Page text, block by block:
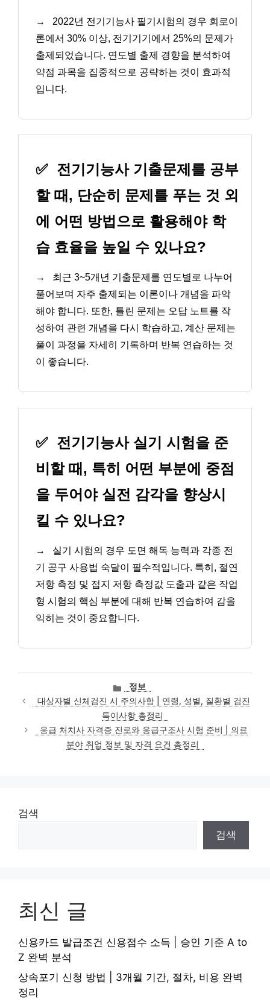
→
2022년 전기기능사 필기시험의 경우 회로이
론에서 30% 이상, 전기기기에서 25%의 문제가
출제되었습니다. 연도별 출제 경향을 분석하여
약점 과목을 집중적으로 공략하는 것이 효과적
입니다.
✅ 전기기능사 기출문제를 공부
할 때, 단순히 문제를 푸는 것 외
에 어떤 방법으로 활용해야 학
습 효율을 높일 수 있나요?
→
최근 3~5개년 기출문제를 연도별로 나누어
풀어보며 자주 출제되는 이론이나 개념을 파악
해야 합니다. 또한, 틀린 문제는 오답 노트를 작
성하여 관련 개념을 다시 학습하고, 계산 문제는
풀이 과정을 자세히 기록하며 반복 연습하는 것
이 좋습니다.
✅ 전기기능사 실기 시험을 준
비할 때, 특히 어떤 부분에 중점
을 두어야 실전 감각을 향상시
킬 수 있나요?
→
실기 시험의 경우 도면 해독 능력과 각종 전
기 공구 사용법 숙달이 필수적입니다. 특히, 절연
저항 측정 및 접지 저항 측정값 도출과 같은 작업
형 시험의 핵심 부분에 대해 반복 연습하여 감을
익히는 것이 중요합니다.
카
테
고
리
정보
대상자별 신체검진 시 주의사항 | 연령, 성별, 질환별 검진
특이사항 총정리
응급 처치사 자격증 진로와 응급구조사 시험 준비 | 의료
분야 취업 정보 및 자격 요건 총정리
검색
검색
최신 글
신용카드 발급조건 신용점수 소득 | 승인 기준 A to
Z 완벽 분석
상속포기 신청 방법 | 3개월 기간, 절차, 비용 완벽
정리